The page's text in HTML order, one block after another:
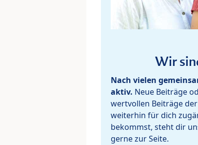
Wir
Nach vielen
aktiv. Neue Beiträge
wertvollen Beiträge
weiterhin für dich
bekommst, steht dir
gerne zur Seite.